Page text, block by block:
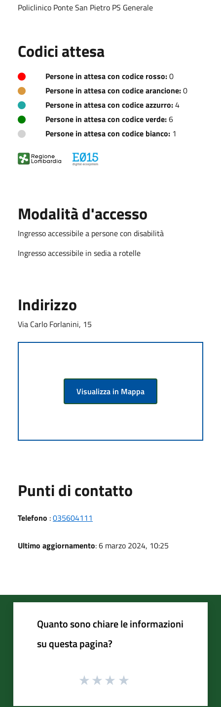
Policlinico Ponte San Pietro PS Generale
Codici attesa
Persone in attesa con codice rosso:0
Persone in attesa con codice arancione:0
Persone in attesa con codice azzurro:4
Persone in attesa con codice verde:6
Persone in attesa con codice bianco: 1
Modalità d'accesso
Ingresso accessibile a persone con disabilità
Ingresso accessibile in sedia a rotelle
Indirizzo
Via Carlo Forlanini, 15
Visualizza in Mappa
Punti di contatto
Telefono :035604111
Ultimo aggiornamento: 6 marzo 2024, 10:25
Quanto sono chiare le informazioni
su questa pagina?